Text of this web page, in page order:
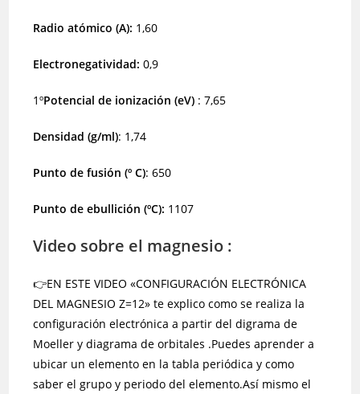
Radio atómico (A): 1,60
Electronegatividad:0,9
1ºPotencial de ionización (eV) : 7,65
Densidad (g/ml): 1,74
Punto de fusión (º C): 650
Punto de ebullición (ºC): 1107
Video sobre el magnesio :
👉EN ESTE VIDEO «CONFIGURACIÓN ELECTRÓNICA
DEL MAGNESIO Z=12» te explico como se realiza la
configuración electrónica a partir del digrama de
Moeller y diagrama de orbitales .Puedes aprender a
ubicar un elemento en la tabla periódica y como
saber el grupo y periodo del elemento.Así mismo el